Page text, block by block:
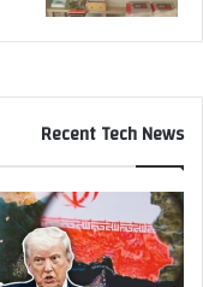
Recent Tech News